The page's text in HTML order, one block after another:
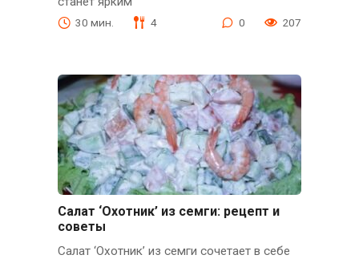
30 мин. 4 0 207
Салат ‘Охотник’ из семги: рецепт и
советы
Салат ‘Охотник’ из семги сочетает в себе